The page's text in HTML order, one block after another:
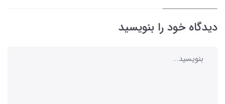
دیدگاه خود را بنویسید